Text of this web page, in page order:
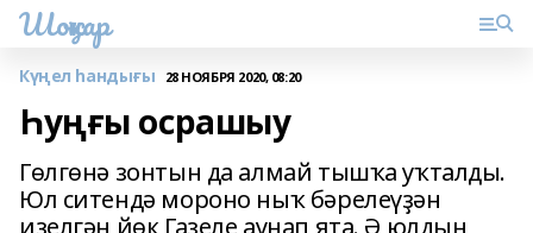
Шоңҡар
Күңел һандығы 28 НОЯБРЯ 2020, 08:20
Һуңғы осрашыу
Гөлгөнә зонтын да алмай тышҡа уҡталды.
Юл ситендә мороно ныҡ бәрелеүҙән
иҙелгән йөк Газеле аунап ята. Ә юлдың